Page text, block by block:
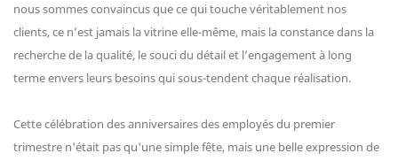
nous sommes convaincus que ce qui touche véritablement nos
clients, ce n’est jamais la vitrine elle-même, mais la constance dans la
recherche de la qualité, le souci du détail et l’engagement à long
terme envers leurs besoins qui sous-tendent chaque réalisation.
Cette célébration des anniversaires des employés du premier
trimestre n'était pas qu'une simple fête, mais une belle expression de